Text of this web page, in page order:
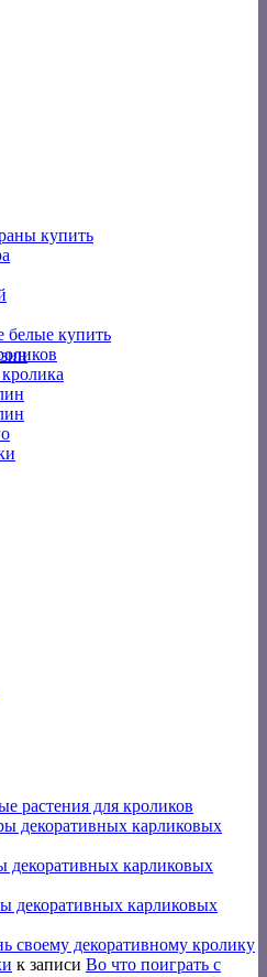
купить
белые купить
растения для кроликов
декоративных карликовых
декоративных карликовых
декоративных карликовых
своему декоративному кролику
к записи Во что поиграть с